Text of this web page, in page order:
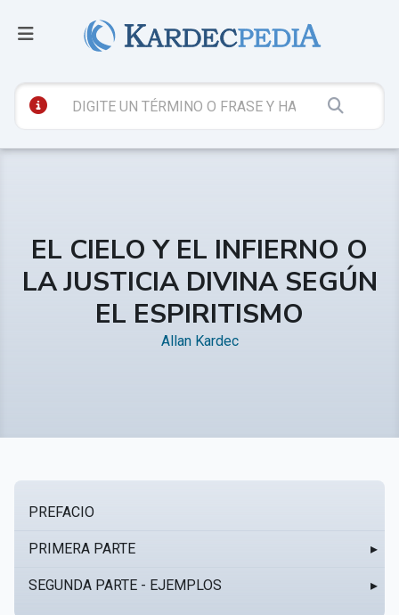
EL CIELO Y EL INFIERNO O
LA JUSTICIA DIVINA SEGÚN
EL ESPIRITISMO
Allan Kardec
PREFACIO
PRIMERA PARTE ▸
SEGUNDA PARTE - EJEMPLOS ▸